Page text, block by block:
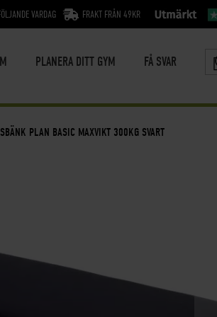
VARDAG FRAKT FRÅN 49KR
PLANERA DITT GYM FÅ SVAR
PLAN BASIC MAXVIKT 300KG SVART